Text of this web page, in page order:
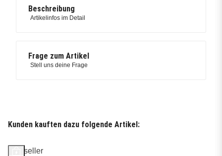
Beschreibung
Artikelinfos im Detail
Frage zum Artikel
Stell uns deine Frage
Kunden kauften dazu folgende Artikel:
Bestseller